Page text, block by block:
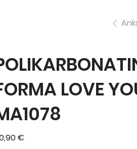
LOVE
€